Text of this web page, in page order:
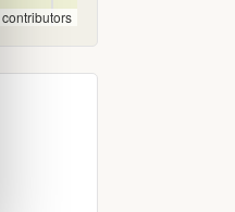
contributors